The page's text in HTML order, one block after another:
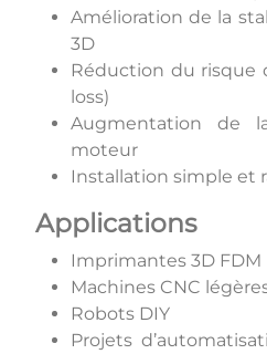
Amélioration de la
3D
Réduction du risque
loss)
Augmentation de
moteur
Installation simple et
Applications
Imprimantes 3D FDM
Machines CNC
Robots DIY
Projets